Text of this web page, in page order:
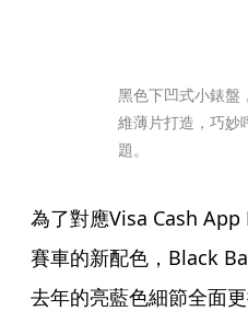
黑色下凹式小錶盤
維薄片打造，巧妙
題。
為了對應Visa Cash App
賽車的新配色，Black
去年的亮藍色細節全面